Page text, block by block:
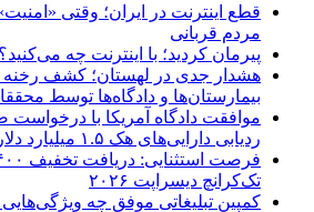
قطع اینترنت در ایران؛ وقتی
مردم قربانی
پیرمان کردید؛ با اینترنت چه می‌کنید؟
هشدار جدی در لهستان؛ کشف رخنه
بیمارستان‌ها و دادگاه‌ها توسط
موافقت دادگاه آمریکا با درخواست
ردیابی دارایی‌های هک ۱.۵ میلیارد دلاری کره شمالی
تک‌کرانچ دیسراپت ۲۰۲۶
کمپین تبلیغاتی موفق چه ویژگی‌هایی